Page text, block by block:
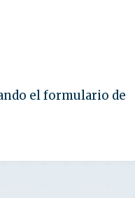
el formulario de